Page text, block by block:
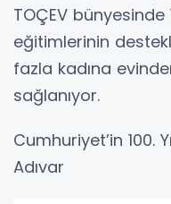
TOÇEV
eğitimlerinin
fazla kadına
sağlanıyor.
Cumhuriyet’in 100.
Adıvar